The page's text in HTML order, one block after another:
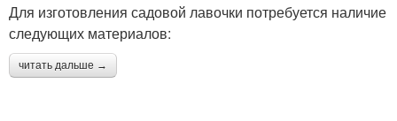
Для изготовления садовой лавочки потребуется наличие
следующих материалов:
читать дальше →